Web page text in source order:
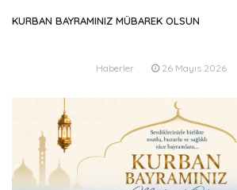
KURBAN BAYRAMINIZ MÜBAREK OLSUN
Haberler 26 Mayıs 2026